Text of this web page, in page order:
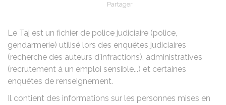
Partager
Le Taj est un fichier de police judiciaire (police,
gendarmerie) utilisé lors des enquêtes judiciaires
(recherche des auteurs d'infractions), administratives
(recrutement à un emploi sensible...) et certaines
enquêtes de renseignement.
Il contient des informations sur les personnes mises en